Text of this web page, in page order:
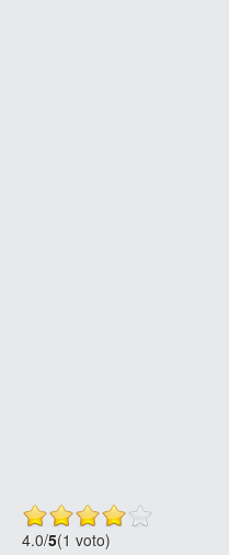
4.0/5(1 voto)